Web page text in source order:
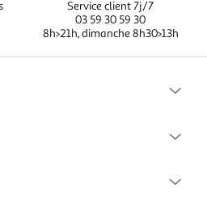
Service client 7j/7
03 59 30 59 30
8h>21h, dimanche 8h30>13h